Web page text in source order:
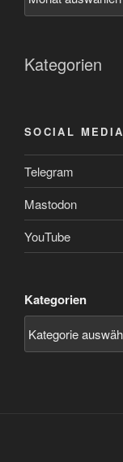
Kategorien
SOCIAL MEDIA
Telegram
Mastodon
YouTube
Kategorien